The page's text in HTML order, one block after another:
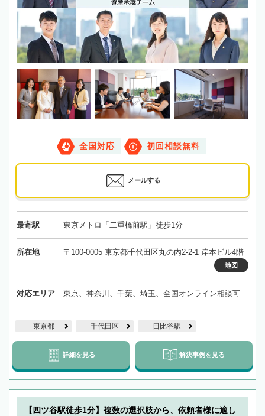
全国対応 初回相談無料
メールする
最寄駅 東京メトロ「二重橋前駅」徒歩1分
所在地 〒100-0005 東京都千代田区丸の内2-2-1 岸本ビル4階
地図
対応エリア 東京、神奈川、千葉、埼玉、全国オンライン相談可
東京都 千代田区 日比谷駅
詳細を見る 解決事例を見る
【四ツ谷駅徒歩1分】複数の選択肢から、依頼者様に適し